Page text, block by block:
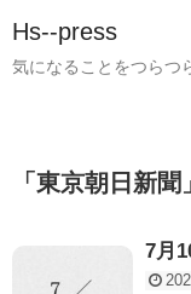
Hs--press
気になることをつらつ
「 東京朝日新聞 」
7月